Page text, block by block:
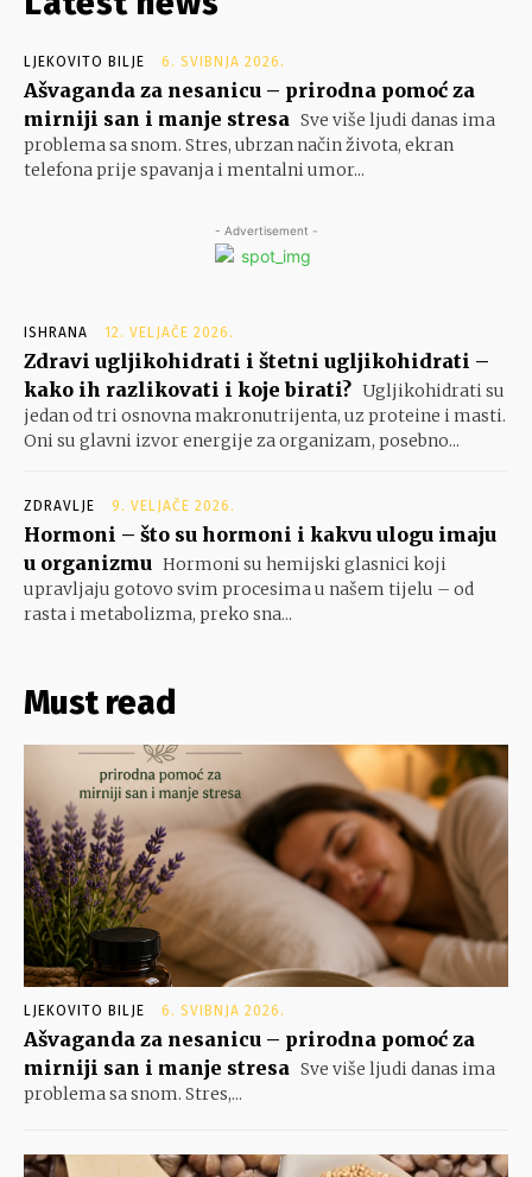
LJEKOVITO BILJE 6. SVIBNJA 2026.
Ašvaganda za nesanicu – prirodna pomoć za
mirniji san i manje stresa Sve više ljudi danas ima
problema sa snom. Stres, ubrzan način života, ekran
telefona prije spavanja i mentalni umor...
- Advertisement -
ISHRANA 12. VELJAČE 2026.
Zdravi ugljikohidrati i štetni ugljikohidrati –
kako ih razlikovati i koje birati? Ugljikohidrati su
jedan od tri osnovna makronutrijenta, uz proteine i masti.
Oni su glavni izvor energije za organizam, posebno...
ZDRAVLJE 9. VELJAČE 2026.
Hormoni – što su hormoni i kakvu ulogu imaju
u organizmu Hormoni su hemijski glasnici koji
upravljaju gotovo svim procesima u našem tijelu – od
rasta i metabolizma, preko sna...
Must read
LJEKOVITO BILJE 6. SVIBNJA 2026.
Ašvaganda za nesanicu – prirodna pomoć za
mirniji san i manje stresa Sve više ljudi danas ima
problema sa snom. Stres,...